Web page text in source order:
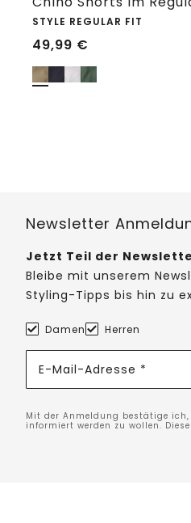
STYLE REGULAR FIT
49,99 €
Newsletter
Jetzt Teil der
Bleibe mit unserem
Styling-Tipps bis hin zu
Damen Herren
E-Mail-Adresse *
Mit der Anmeldung bestätige
informiert werden zu wollen.